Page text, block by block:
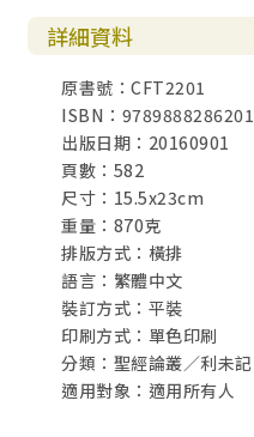
詳細資料
原書號：CFT2201
ISBN：9789888286201
出版日期：20160901
頁數：582
尺寸：15.5x23cm
重量：870克
排版方式：橫排
語言：繁體中文
裝訂方式：平裝
印刷方式：單色印刷
分類：聖經論叢／利未記
適用對象：適用所有人